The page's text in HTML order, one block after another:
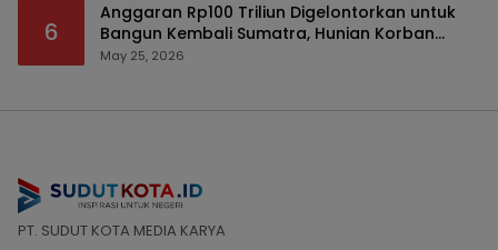
6
Anggaran Rp100 Triliun Digelontorkan untuk
Bangun Kembali Sumatra, Hunian Korban
Bencana Bakal Difokuskan
May 25, 2026
PT. SUDUT KOTA MEDIA KARYA